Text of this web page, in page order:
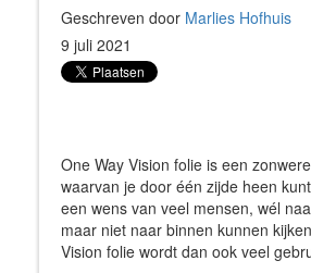
Geschreven door Marlies Hofhuis
9 juli 2021
One Way Vision folie is een
waarvan je door één zijde heen
een wens van veel mensen, wél
maar niet naar binnen kunnen
Vision folie wordt dan ook veel